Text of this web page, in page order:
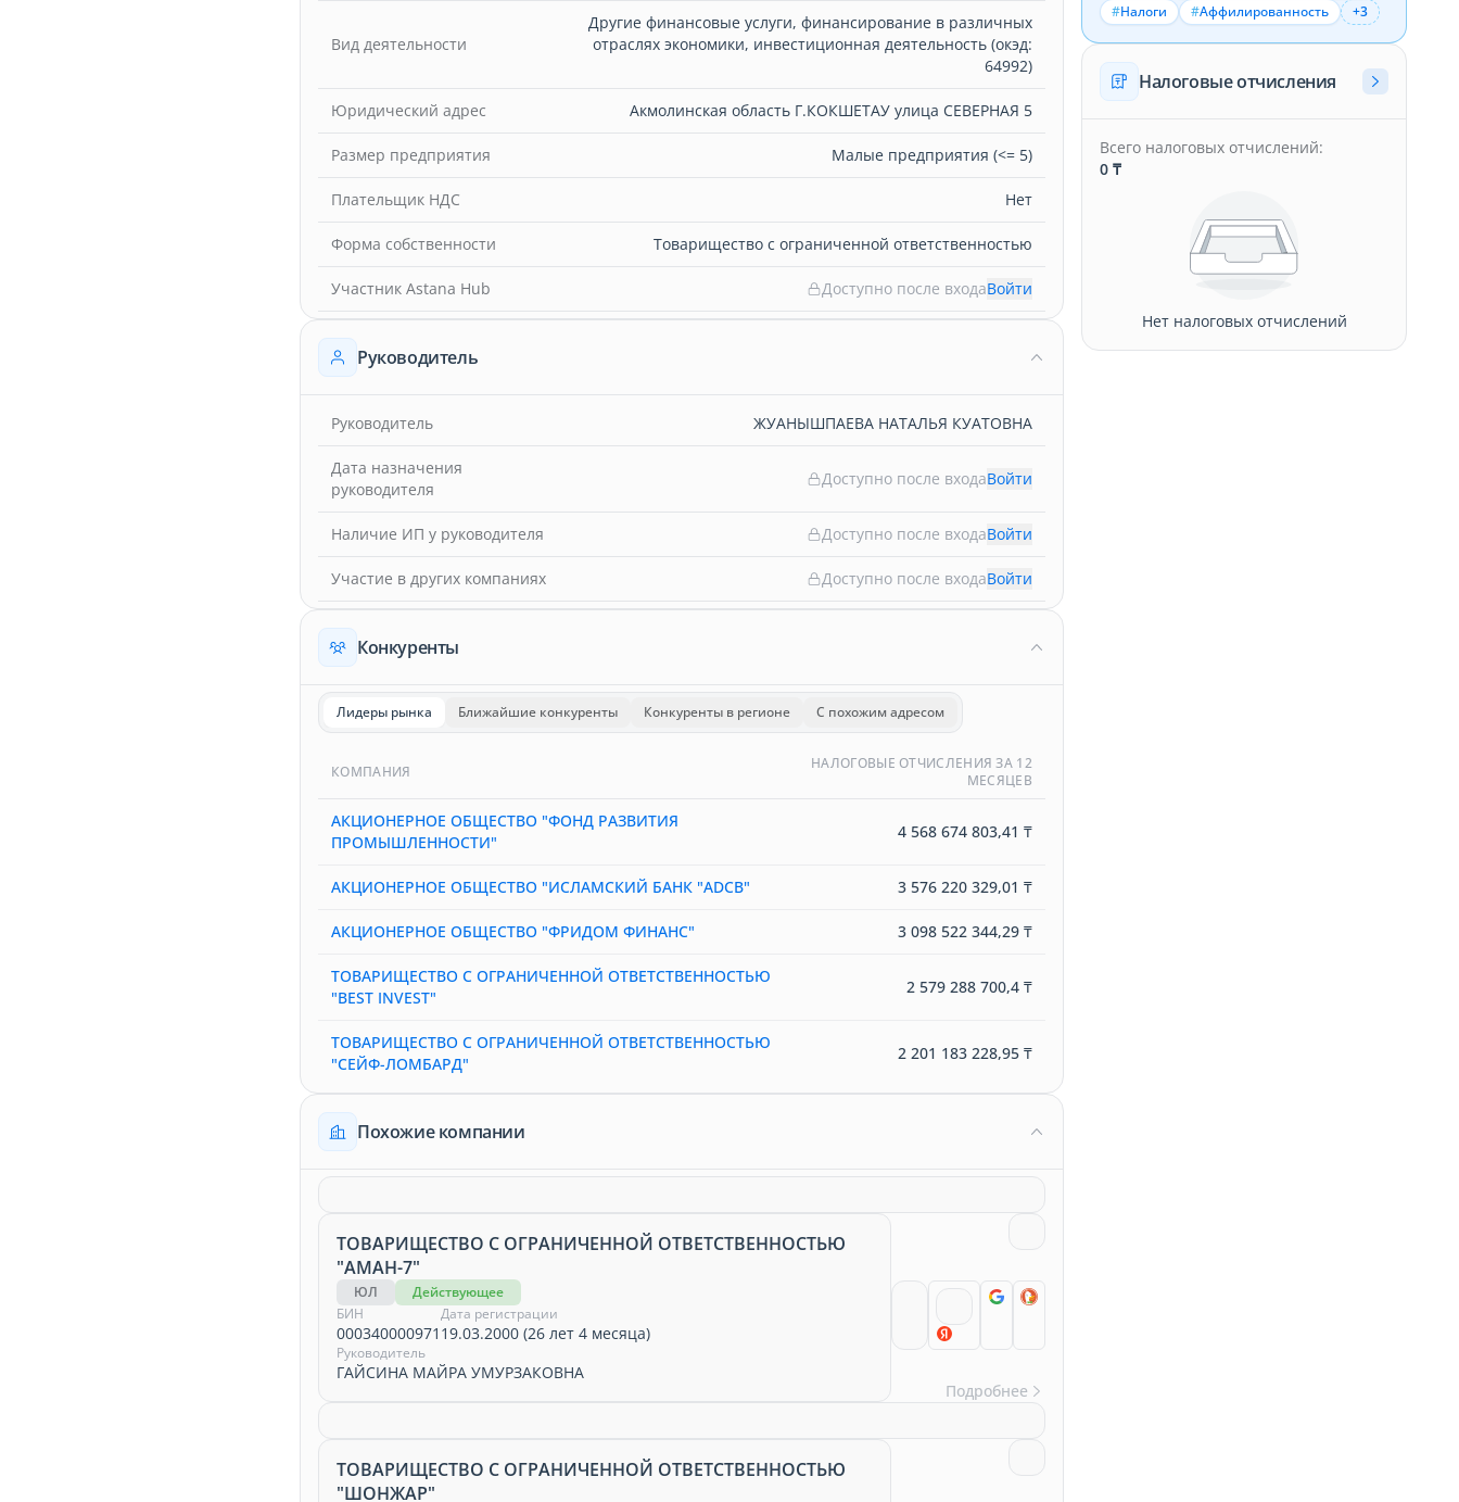
Вид деятельности
Другие финансовые услуги, финансирование в различных
отраслях экономики, инвестиционная деятельность (окэд:
64992)
Юридический адрес Акмолинская область Г.КОКШЕТАУ улица СЕВЕРНАЯ 5
Размер предприятия Малые предприятия (<= 5)
Плательщик НДС Нет
Форма собственности Товарищество с ограниченной ответственностью
Участник Astana Hub Доступно после входаВойти
Руководитель
Руководитель ЖУАНЫШПАЕВА НАТАЛЬЯ КУАТОВНА
Дата назначения
руководителя
Доступно после входаВойти
Наличие ИП у руководителя Доступно после входаВойти
Участие в других компаниях Доступно после входаВойти
Конкуренты
Лидеры рынка Ближайшие конкуренты Конкуренты в регионе С похожим адресом
КОМПАНИЯ
НАЛОГОВЫЕ ОТЧИСЛЕНИЯ ЗА 12
МЕСЯЦЕВ
АКЦИОНЕРНОЕ ОБЩЕСТВО "ФОНД РАЗВИТИЯ
ПРОМЫШЛЕННОСТИ"
4 568 674 803,41 ₸
АКЦИОНЕРНОЕ ОБЩЕСТВО "ИСЛАМСКИЙ БАНК "ADCB" 3 576 220 329,01 ₸
АКЦИОНЕРНОЕ ОБЩЕСТВО "ФРИДОМ ФИНАНС" 3 098 522 344,29 ₸
ТОВАРИЩЕСТВО С ОГРАНИЧЕННОЙ ОТВЕТСТВЕННОСТЬЮ
"BEST INVEST"
2 579 288 700,4 ₸
ТОВАРИЩЕСТВО С ОГРАНИЧЕННОЙ ОТВЕТСТВЕННОСТЬЮ
"СЕЙФ-ЛОМБАРД"
2 201 183 228,95 ₸
Похожие компании
ТОВАРИЩЕСТВО С ОГРАНИЧЕННОЙ ОТВЕТСТВЕННОСТЬЮ
"АМАН-7"
ЮЛ
Действующее
БИН
000340000971
Дата регистрации
19.03.2000 (26 лет 4 месяца)
Руководитель
ГАЙСИНА МАЙРА УМУРЗАКОВНА
Подробнее
ТОВАРИЩЕСТВО С ОГРАНИЧЕННОЙ ОТВЕТСТВЕННОСТЬЮ
"ШОНЖАР"
#Налоги #Аффилированность +3
Налоговые отчисления
Всего налоговых отчислений:
0 ₸
Нет налоговых отчислений